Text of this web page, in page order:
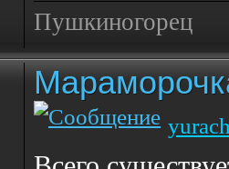
Пушкиногорец